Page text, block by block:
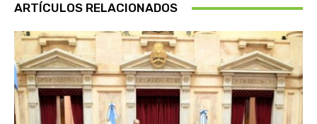
ARTÍCULOS RELACIONADOS